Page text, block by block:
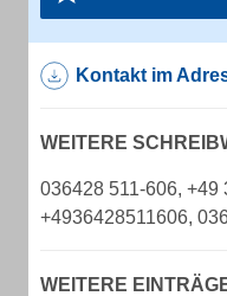
Kontakt im
WEITERE
036428 511-606, +49
+4936428511606,
WEITERE